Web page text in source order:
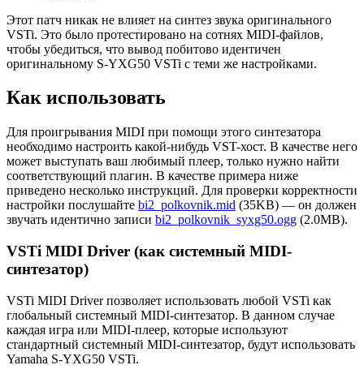
Этот патч никак не влияет на синтез звука оригинального
VSTi. Это было протестировано на сотнях MIDI-файлов,
чтобы убедиться, что вывод побитово идентичен
оригинальному S-YXG50 VSTi с теми же настройками.
Как использовать
Для проигрывания MIDI при помощи этого синтезатора
необходимо настроить какой-нибудь VST-хост. В качестве него
может выступать ваш любимый плеер, только нужно найти
соответствующий плагин. В качестве примера ниже
приведено несколько инструкций. Для проверки корректности
настройки послушайте bi2_polkovnik.mid (35KB) — он должен
звучать идентично записи bi2_polkovnik_syxg50.ogg (2.0MB).
VSTi MIDI Driver (как системный MIDI-
синтезатор)
VSTi MIDI Driver позволяет использовать любой VSTi как
глобальный системный MIDI-синтезатор. В данном случае
каждая игра или MIDI-плеер, которые используют
стандартный системный MIDI-синтезатор, будут использовать
Yamaha S-YXG50 VSTi.